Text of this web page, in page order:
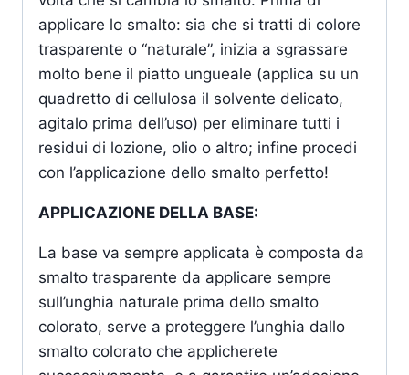
applicare lo smalto: sia che si tratti di colore
trasparente o “naturale”, inizia a sgrassare
molto bene il piatto ungueale (applica su un
quadretto di cellulosa il solvente delicato,
agitalo prima dell’uso) per eliminare tutti i
residui di lozione, olio o altro; infine procedi
con l’applicazione dello smalto perfetto!
APPLICAZIONE DELLA BASE:
La base va sempre applicata è composta da
smalto trasparente da applicare sempre
sull’unghia naturale prima dello smalto
colorato, serve a proteggere l’unghia dallo
smalto colorato che applicherete